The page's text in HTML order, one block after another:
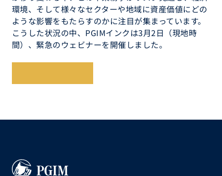
環境、そして様々なセクターや地域に資産価値にどの
ような影響をもたらすのかに注目が集まっています。
こうした状況の中、PGIMインクは3月2日（現地時
間）、緊急のウェビナーを開催しました。